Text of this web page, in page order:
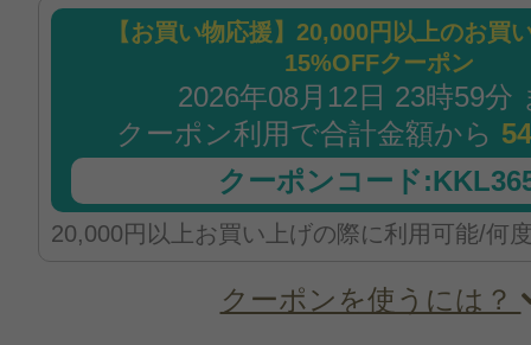
【お買い物応援】20,000円以上のお買
15%OFFクーポン
2026年08月12日 23時59分
クーポン利用で合計金額から
クーポンコード
20,000円以上お買い上げの際に利用可能/何
クーポンを使うには？